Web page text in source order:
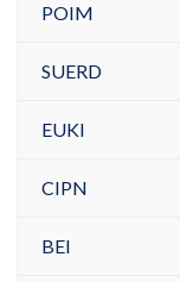
POIM
SUERD
EUKI
CIPN
BEI